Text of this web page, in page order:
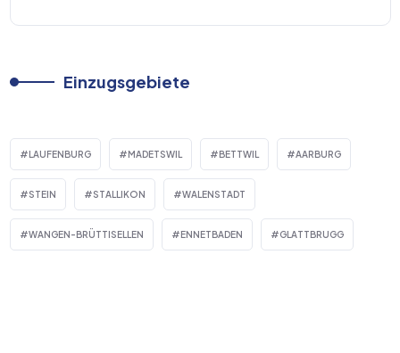
Einzugsgebiete
LAUFENBURG MADETSWIL BETTWIL AARBURG
STEIN STALLIKON WALENSTADT
WANGEN-BRÜTTISELLEN ENNETBADEN GLATTBRUGG